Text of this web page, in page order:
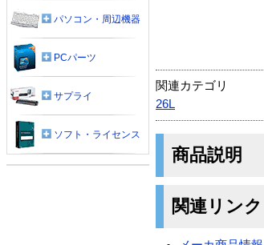
関連カテゴリ
26L
商品説明
関連リンク
パソコン・周辺機器
PCパーツ
サプライ
ソフト・ライセンス